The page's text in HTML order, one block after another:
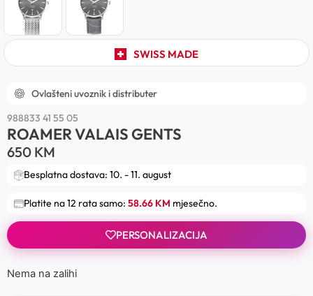
SWISS MADE
Ovlašteni uvoznik i distributer
988833 41 55 05
ROAMER VALAIS GENTS
650 KM
Besplatna dostava: 10. - 11. august
Platite na 12 rata samo: 58.66 KM mjesečno.
PERSONALIZACIJA
Nema na zalihi